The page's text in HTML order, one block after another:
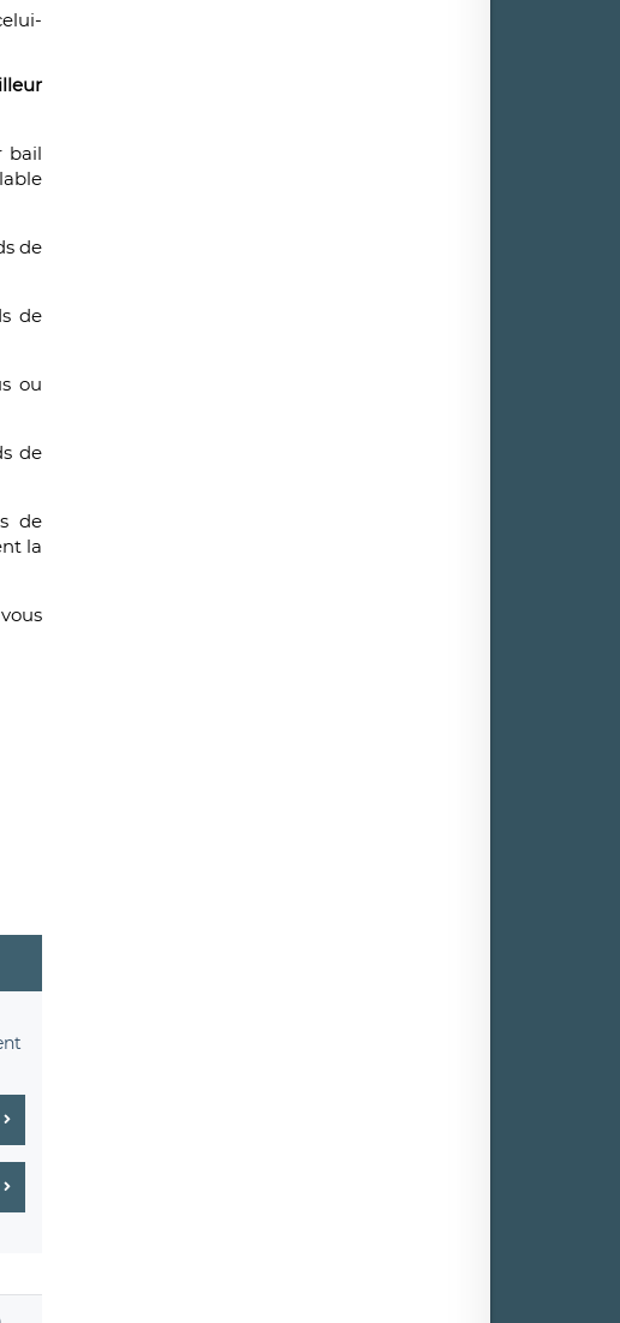
bail
de
de
ou
de
de
la